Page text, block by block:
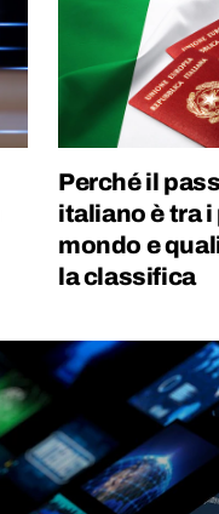
Perché il
italiano è tra
mondo e
la classifica